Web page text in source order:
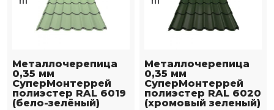
Металлочерепица
0,35 мм
СуперМонтеррей
полиэстер RAL 6019
(бело-зелёный)
Металлочерепица
0,35 мм
СуперМонтеррей
полиэстер RAL 6020
(хромовый зеленый)